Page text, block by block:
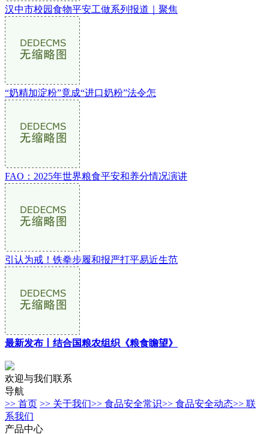
汉中市校园食物平安工做系列报道｜聚焦
“奶精加淀粉”竟成“进口奶粉”法令怎
FAO：2025年世界粮食平安和养分情况演讲
引认为戒！铁拳步履和报严打平易近生范
最新发布丨结合国粮农组织《粮食瞻望》
欢迎与我们联系
导航
>> 首页 >> 关于我们>> 食品安全常识>> 食品安全动态>> 联
系我们
产品中心